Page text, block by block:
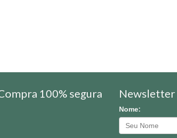
100% segura Newsletter
Nome: